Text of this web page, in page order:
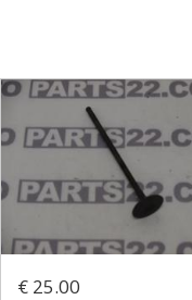
€ 25.00